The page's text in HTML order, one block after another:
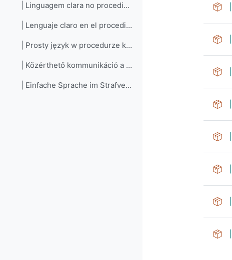
| Linguagem clara no procedimento criminal
| Lenguaje claro en el procedimiento penal
| Prosty język w procedurze karnej
| Közérthető kommunikáció a büntetőeljárásban
| Einfache Sprache im Strafverfahren